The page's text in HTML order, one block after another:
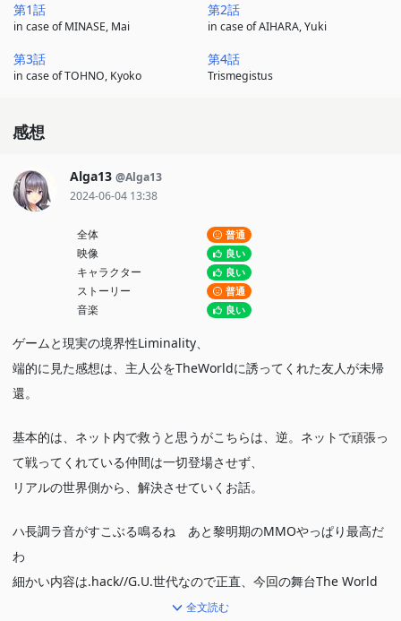
第1話
in case of MINASE, Mai
第2話
in case of AIHARA, Yuki
第3話
in case of TOHNO, Kyoko
第4話
Trismegistus
感想
Alga13 @Alga13
2024-06-04 13:38
全体 普通
映像 良い
キャラクター 良い
ストーリー 普通
音楽 良い
ゲームと現実の境界性Liminality、
端的に見た感想は、主人公をTheWorldに誘ってくれた友人が未帰
還。
基本的は、ネット内で救うと思うがこちらは、逆。ネットで頑張っ
て戦ってくれている仲間は一切登場させず、
リアルの世界側から、解決させていくお話。
ハ長調ラ音がすこぶる鳴るね あと黎明期のMMOやっぱり最高だ
わ
細かい内容は.hack//G.U.世代なので正直、今回の舞台The World
R:1はあんまりピンこなかった。全文読む